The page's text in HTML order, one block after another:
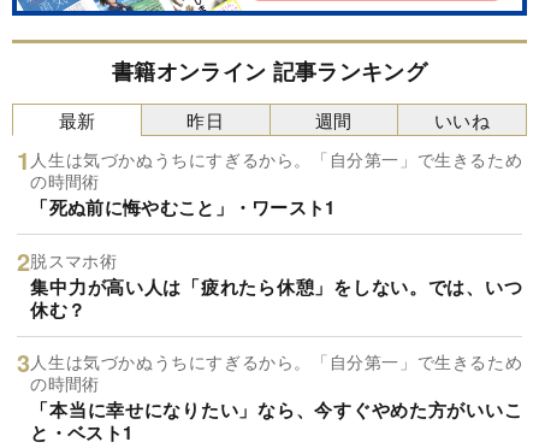
書籍オンライン 記事ランキング
最新
人生は気づかぬうちにすぎるから。「自分第一」で生きるため
の時間術
「死ぬ前に悔やむこと」・ワースト1
脱スマホ術
集中力が高い人は「疲れたら休憩」をしない。では、いつ
休む？
人生は気づかぬうちにすぎるから。「自分第一」で生きるため
の時間術
「本当に幸せになりたい」なら、今すぐやめた方がいいこ
と・ベスト1
昨日 週間 いいね